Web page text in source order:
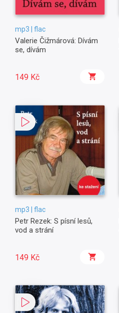
mp3 | flac
Valerie Čižmárová: Dívám
se, dívám
149 Kč
mp3 | flac
Petr Rezek: S písní lesů,
vod a strání
149 Kč